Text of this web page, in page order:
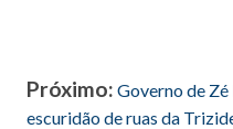
Próximo: Governo de
escuridão de ruas da